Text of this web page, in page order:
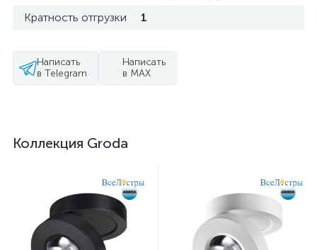
Кратность отгрузки
1
Написать
в Telegram
Написать
в MAX
Коллекция Groda